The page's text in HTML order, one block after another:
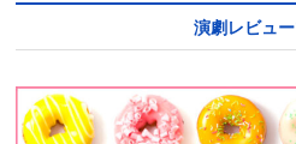
演劇レビュ